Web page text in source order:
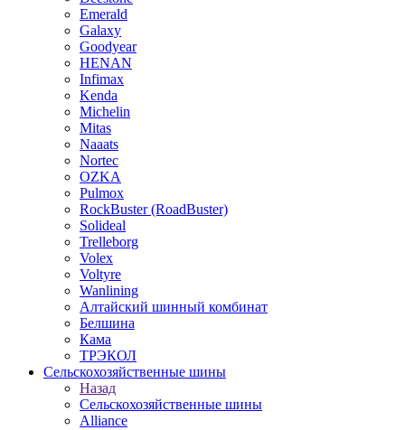
Emerald
Galaxy
Goodyear
HENAN
Infimax
Kenda
Michelin
Mitas
Naaats
Nortec
OZKA
Pulmox
RockBuster (RoadBuster)
Solideal
Trelleborg
Volex
Voltyre
Wanlining
Алтайский шинный комбинат
Белшина
Кама
ТРЭКОЛ
Сельскохозяйственные шины
Назад
Сельскохозяйственные шины
Alliance